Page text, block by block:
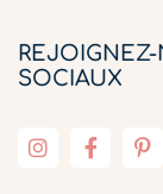
SOCIAUX